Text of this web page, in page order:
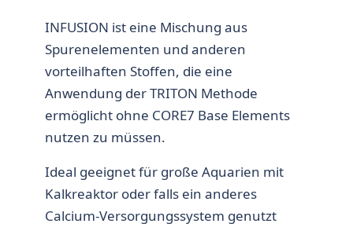
INFUSION ist eine Mischung aus
Spurenelementen und anderen
vorteilhaften Stoffen, die eine
Anwendung der TRITON Methode
ermöglicht ohne CORE7 Base Elements
nutzen zu müssen.
Ideal geeignet für große Aquarien mit
Kalkreaktor oder falls ein anderes
Calcium-Versorgungssystem genutzt